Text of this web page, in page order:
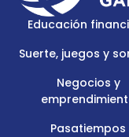
Educación
Suerte, juegos y
Negocios y
Pasatiempos